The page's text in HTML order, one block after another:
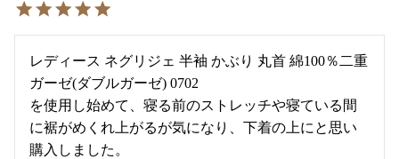
レディース ネグリジェ 半袖 かぶり 丸首 綿100％二重
ガーゼ(ダブルガーゼ) 0702
を使用し始めて、寝る前のストレッチや寝ている間
に裾がめくれ上がるが気になり、下着の上にと思い
購入しました。